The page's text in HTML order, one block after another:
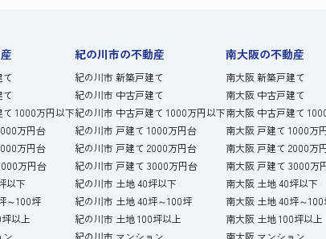
て
て
1000万円以下
万円台
万円台
万円台
以下
～100坪
以上
ン
紀の川市の不動産
紀の川市 新築戸建て
紀の川市 中古戸建て
紀の川市 中古戸建て 1000万円以下
紀の川市 戸建て 1000万円台
紀の川市 戸建て 2000万円台
紀の川市 戸建て 3000万円台
紀の川市 土地 40坪以下
紀の川市 土地 40坪～100坪
紀の川市 土地 100坪以上
紀の川市 マンション
南大阪の不動産
南大阪 新築戸建て
南大阪 中古戸建て
南大阪 中古戸建て
南大阪 戸建て 1000万
南大阪 戸建て 2000万
南大阪 戸建て 3000万
南大阪 土地 40坪以下
南大阪 土地 40坪～100
南大阪 土地 100坪以上
南大阪 マンション